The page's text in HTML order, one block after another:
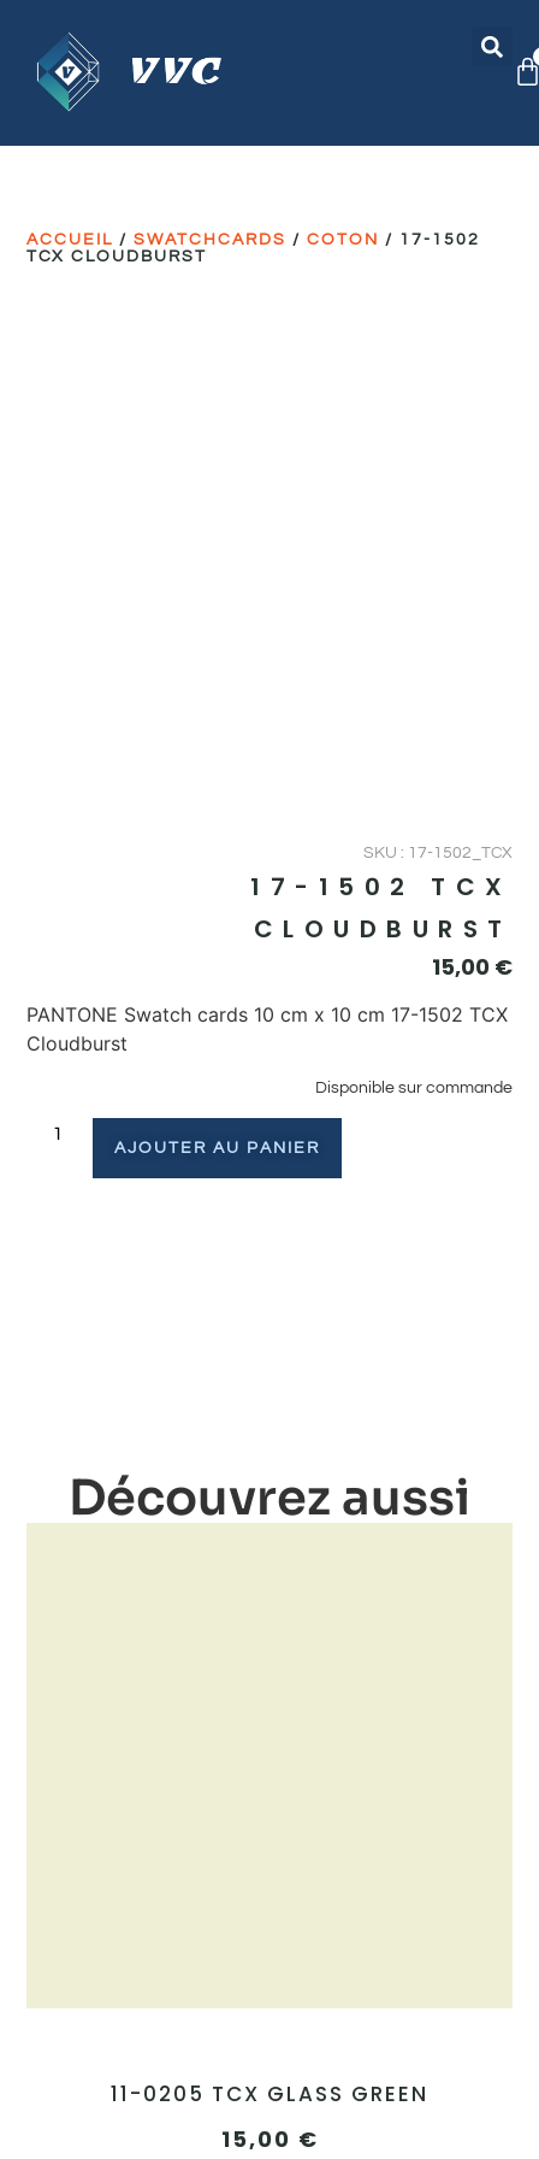
ACCUEIL /SWATCHCARDS /COTON / 17-1502
TCX CLOUDBURST
SKU : 17-1502_TCX
17-1502 TCX
CLOUDBURST
15,00 €
PANTONE Swatch cards 10 cm x 10 cm 17-1502 TCX
Cloudburst
Disponible sur commande
AJOUTER AU PANIER
Découvrez aussi
11-0205 TCX GLASS GREEN
15,00 €